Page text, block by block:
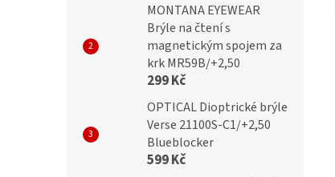
MONTANA EYEWEAR
Brýle na čtení s
magnetickým spojem za
krk MR59B/+2,50
299 Kč
OPTICAL Dioptrické brýle
Verse 21100S-C1/+2,50
Blueblocker
599 Kč